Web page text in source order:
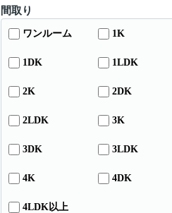
間取り
ワンルーム 1K
1DK 1LDK
2K 2DK
2LDK 3K
3DK 3LDK
4K 4DK
4LDK以上